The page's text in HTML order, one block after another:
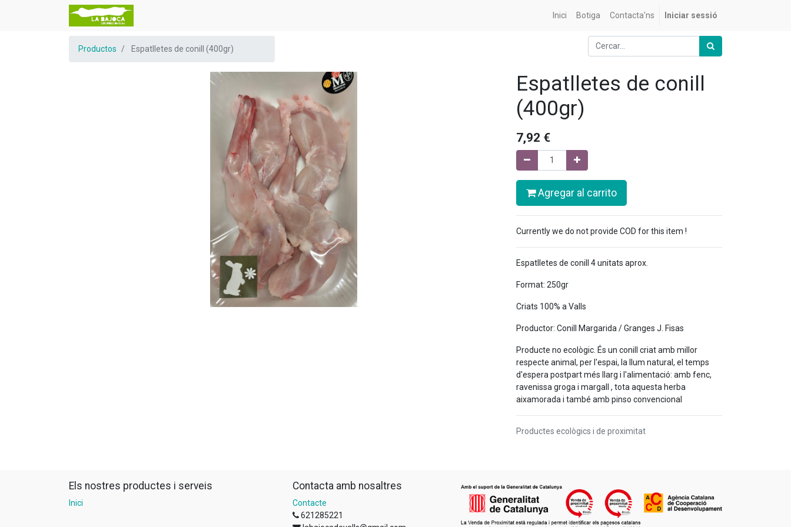
Inici Botiga Contacta'ns Iniciar sessió
Productos Espatlletes de conill (400gr)
Espatlletes de conill
(400gr)
7,92 €
Agregar al carrito
Currently we do not provide COD for this item !
Espatlletes de conill 4 unitats aprox.
Format: 250gr
Criats 100% a Valls
Productor: Conill Margarida / Granges J. Fisas
Producte no ecològic. És un conill criat amb millor
respecte animal, per l'espai, la llum natural, el temps
d'espera postpart més llarg i l'alimentació: amb fenc,
ravenissa groga i margall , tota aquesta herba
aixamorada i també amb pinso convencional
Productes ecològics i de proximitat
Els nostres productes i serveis
Inici
Contacta amb nosaltres
Contacte
621285221